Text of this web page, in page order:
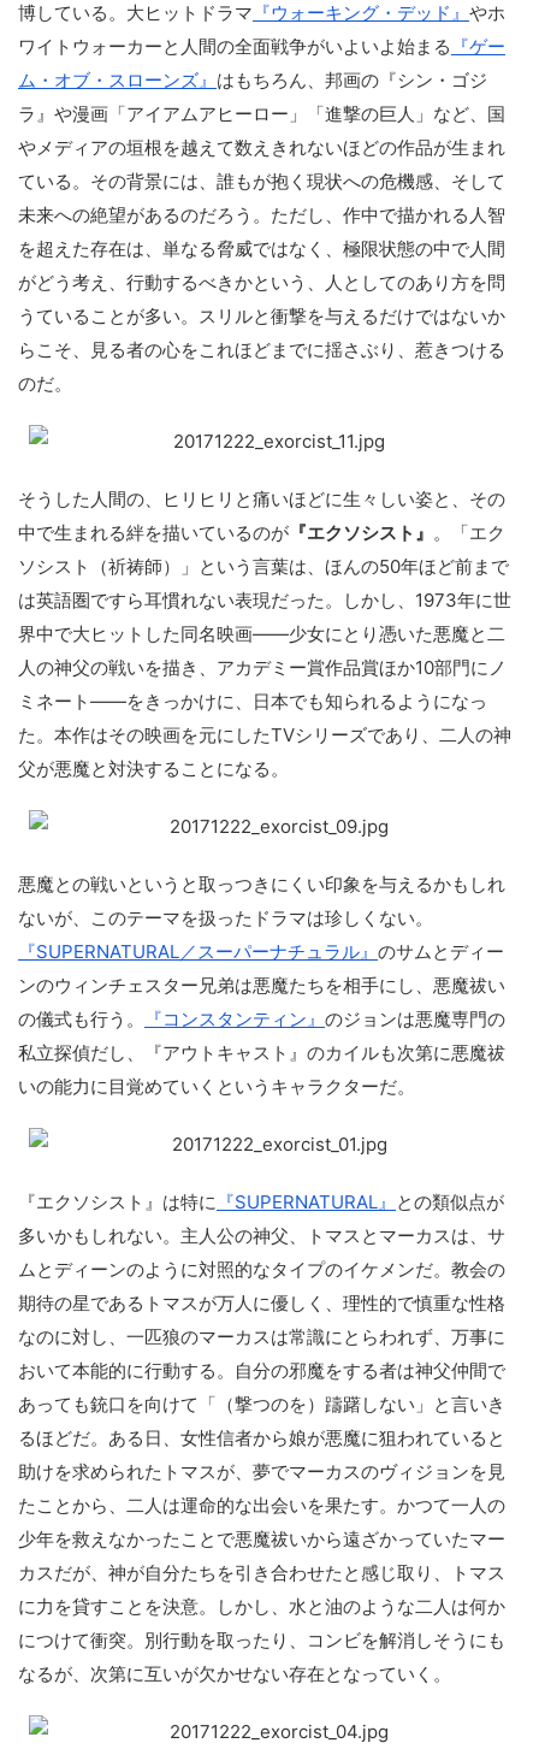
博している。大ヒットドラマ 『ウォーキング・デッド』 やホ
ワイトウォーカーと人間の全面戦争がいよいよ始まる 『ゲー
ム・オブ・スローンズ』 はもちろん、邦画の『シン・ゴジ
ラ』や漫画「アイアムアヒーロー」「進撃の巨人」など、国
やメディアの垣根を越えて数えきれないほどの作品が生まれ
ている。その背景には、誰もが抱く現状への危機感、そして
未来への絶望があるのだろう。ただし、作中で描かれる人智
を超えた存在は、単なる脅威ではなく、極限状態の中で人間
がどう考え、行動するべきかという、人としてのあり方を問
うていることが多い。スリルと衝撃を与えるだけではないか
らこそ、見る者の心をこれほどまでに揺さぶり、惹きつける
のだ。
そうした人間の、ヒリヒリと痛いほどに生々しい姿と、その
中で生まれる絆を描いているのが 『エクソシスト』 。「エク
ソシスト（祈祷師）」という言葉は、ほんの50年ほど前まで
は英語圏ですら耳慣れない表現だった。しかし、1973年に世
界中で大ヒットした同名映画――少女にとり憑いた悪魔と二
人の神父の戦いを描き、アカデミー賞作品賞ほか10部門にノ
ミネート――をきっかけに、日本でも知られるようになっ
た。本作はその映画を元にしたTVシリーズであり、二人の神
父が悪魔と対決することになる。
悪魔との戦いというと取っつきにくい印象を与えるかもしれ
ないが、このテーマを扱ったドラマは珍しくない。
『SUPERNATURAL／スーパーナチュラル』 のサムとディー
ンのウィンチェスター兄弟は悪魔たちを相手にし、悪魔祓い
の儀式も行う。
『コンスタンティン』 のジョンは悪魔専門の
私立探偵だし、『アウトキャスト』のカイルも次第に悪魔祓
いの能力に目覚めていくというキャラクターだ。
『エクソシスト』は特に 『SUPERNATURAL』 との類似点が
多いかもしれない。主人公の神父、トマスとマーカスは、サ
ムとディーンのように対照的なタイプのイケメンだ。教会の
期待の星であるトマスが万人に優しく、理性的で慎重な性格
なのに対し、一匹狼のマーカスは常識にとらわれず、万事に
おいて本能的に行動する。自分の邪魔をする者は神父仲間で
あっても銃口を向けて「（撃つのを）躊躇しない」と言いき
るほどだ。ある日、女性信者から娘が悪魔に狙われていると
助けを求められたトマスが、夢でマーカスのヴィジョンを見
たことから、二人は運命的な出会いを果たす。かつて一人の
少年を救えなかったことで悪魔祓いから遠ざかっていたマー
カスだが、神が自分たちを引き合わせたと感じ取り、トマス
に力を貸すことを決意。しかし、水と油のような二人は何か
につけて衝突。別行動を取ったり、コンビを解消しそうにも
なるが、次第に互いが欠かせない存在となっていく。